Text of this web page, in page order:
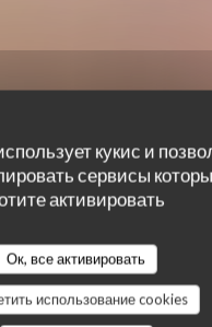
кукис и
сервисы
активировать
Ок, все активировать
использование cookies